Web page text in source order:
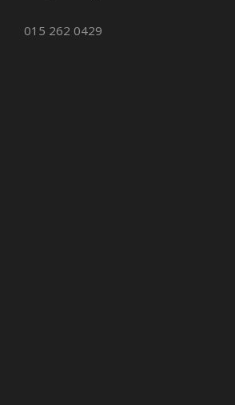
015 262 0429